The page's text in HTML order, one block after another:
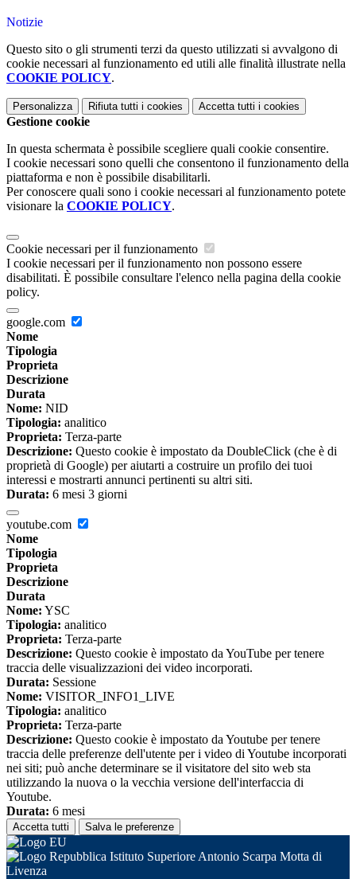
Notizie
Questo sito o gli strumenti terzi da questo utilizzati si avvalgono di
cookie necessari al funzionamento ed utili alle finalità illustrate nella
COOKIE POLICY.
Personalizza Rifiuta tutti i cookies Accetta tutti i cookies
Gestione cookie
In questa schermata è possibile scegliere quali cookie consentire.
I cookie necessari sono quelli che consentono il funzionamento della
piattaforma e non è possibile disabilitarli.
Per conoscere quali sono i cookie necessari al funzionamento potete
visionare la COOKIE POLICY.
Cookie necessari per il funzionamento
I cookie necessari per il funzionamento non possono essere
disabilitati. È possibile consultare l'elenco nella pagina della cookie
policy.
google.com
Nome
Tipologia
Proprieta
Descrizione
Durata
Nome: NID
Tipologia: analitico
Proprieta: Terza-parte
Descrizione: Questo cookie è impostato da DoubleClick (che è di
proprietà di Google) per aiutarti a costruire un profilo dei tuoi
interessi e mostrarti annunci pertinenti su altri siti.
Durata: 6 mesi 3 giorni
youtube.com
Nome
Tipologia
Proprieta
Descrizione
Durata
Nome: YSC
Tipologia: analitico
Proprieta: Terza-parte
Descrizione: Questo cookie è impostato da YouTube per tenere
traccia delle visualizzazioni dei video incorporati.
Durata: Sessione
Nome: VISITOR_INFO1_LIVE
Tipologia: analitico
Proprieta: Terza-parte
Descrizione: Questo cookie è impostato da Youtube per tenere
traccia delle preferenze dell'utente per i video di Youtube incorporati
nei siti; può anche determinare se il visitatore del sito web sta
utilizzando la nuova o la vecchia versione dell'interfaccia di
Youtube.
Durata: 6 mesi
Accetta tutti Salva le preferenze
Istituto Superiore Antonio Scarpa Motta di
Livenza